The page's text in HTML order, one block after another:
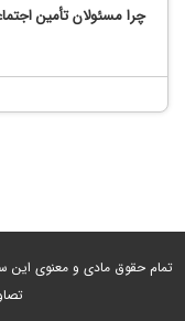
چرا مسئولان تأمین
تمام حقوق مادی و معنوی این